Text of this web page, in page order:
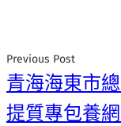
Previous Post
青海海東市
提質專包養